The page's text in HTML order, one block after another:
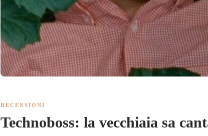
RECENSIONI
Technoboss: la vecchiaia sa